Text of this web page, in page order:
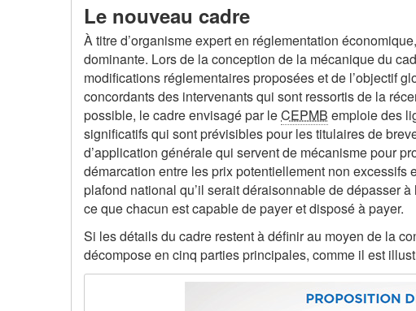
Le nouveau cadre
À titre d’organisme expert en réglementation
dominante. Lors de la conception de la mécanique du
modifications réglementaires proposées et de l’objectif
concordants des intervenants qui sont ressortis de la
possible, le cadre envisagé par leCEPMB emploie des
significatifs qui sont prévisibles pour les titulaires de
d’application générale qui servent de mécanisme pour
démarcation entre les prix potentiellement non excessifs
plafond national qu’il serait déraisonnable de dépasser
ce que chacun est capable de payer et disposé à payer.
Si les détails du cadre restent à définir au moyen de la
décompose en cinq parties principales, comme il est